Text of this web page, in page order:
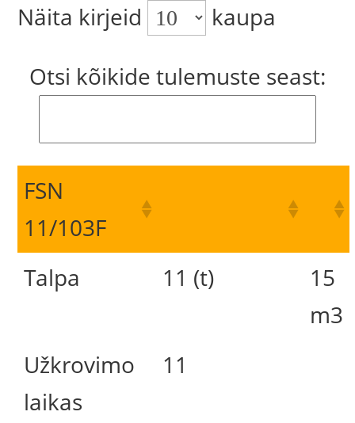
Näita kirjeid
kaupa
Otsi kõikide tulemuste seast:
FSN
11/103F
Talpa
11 (t)
15
m3
Užkrovimo
laikas
11